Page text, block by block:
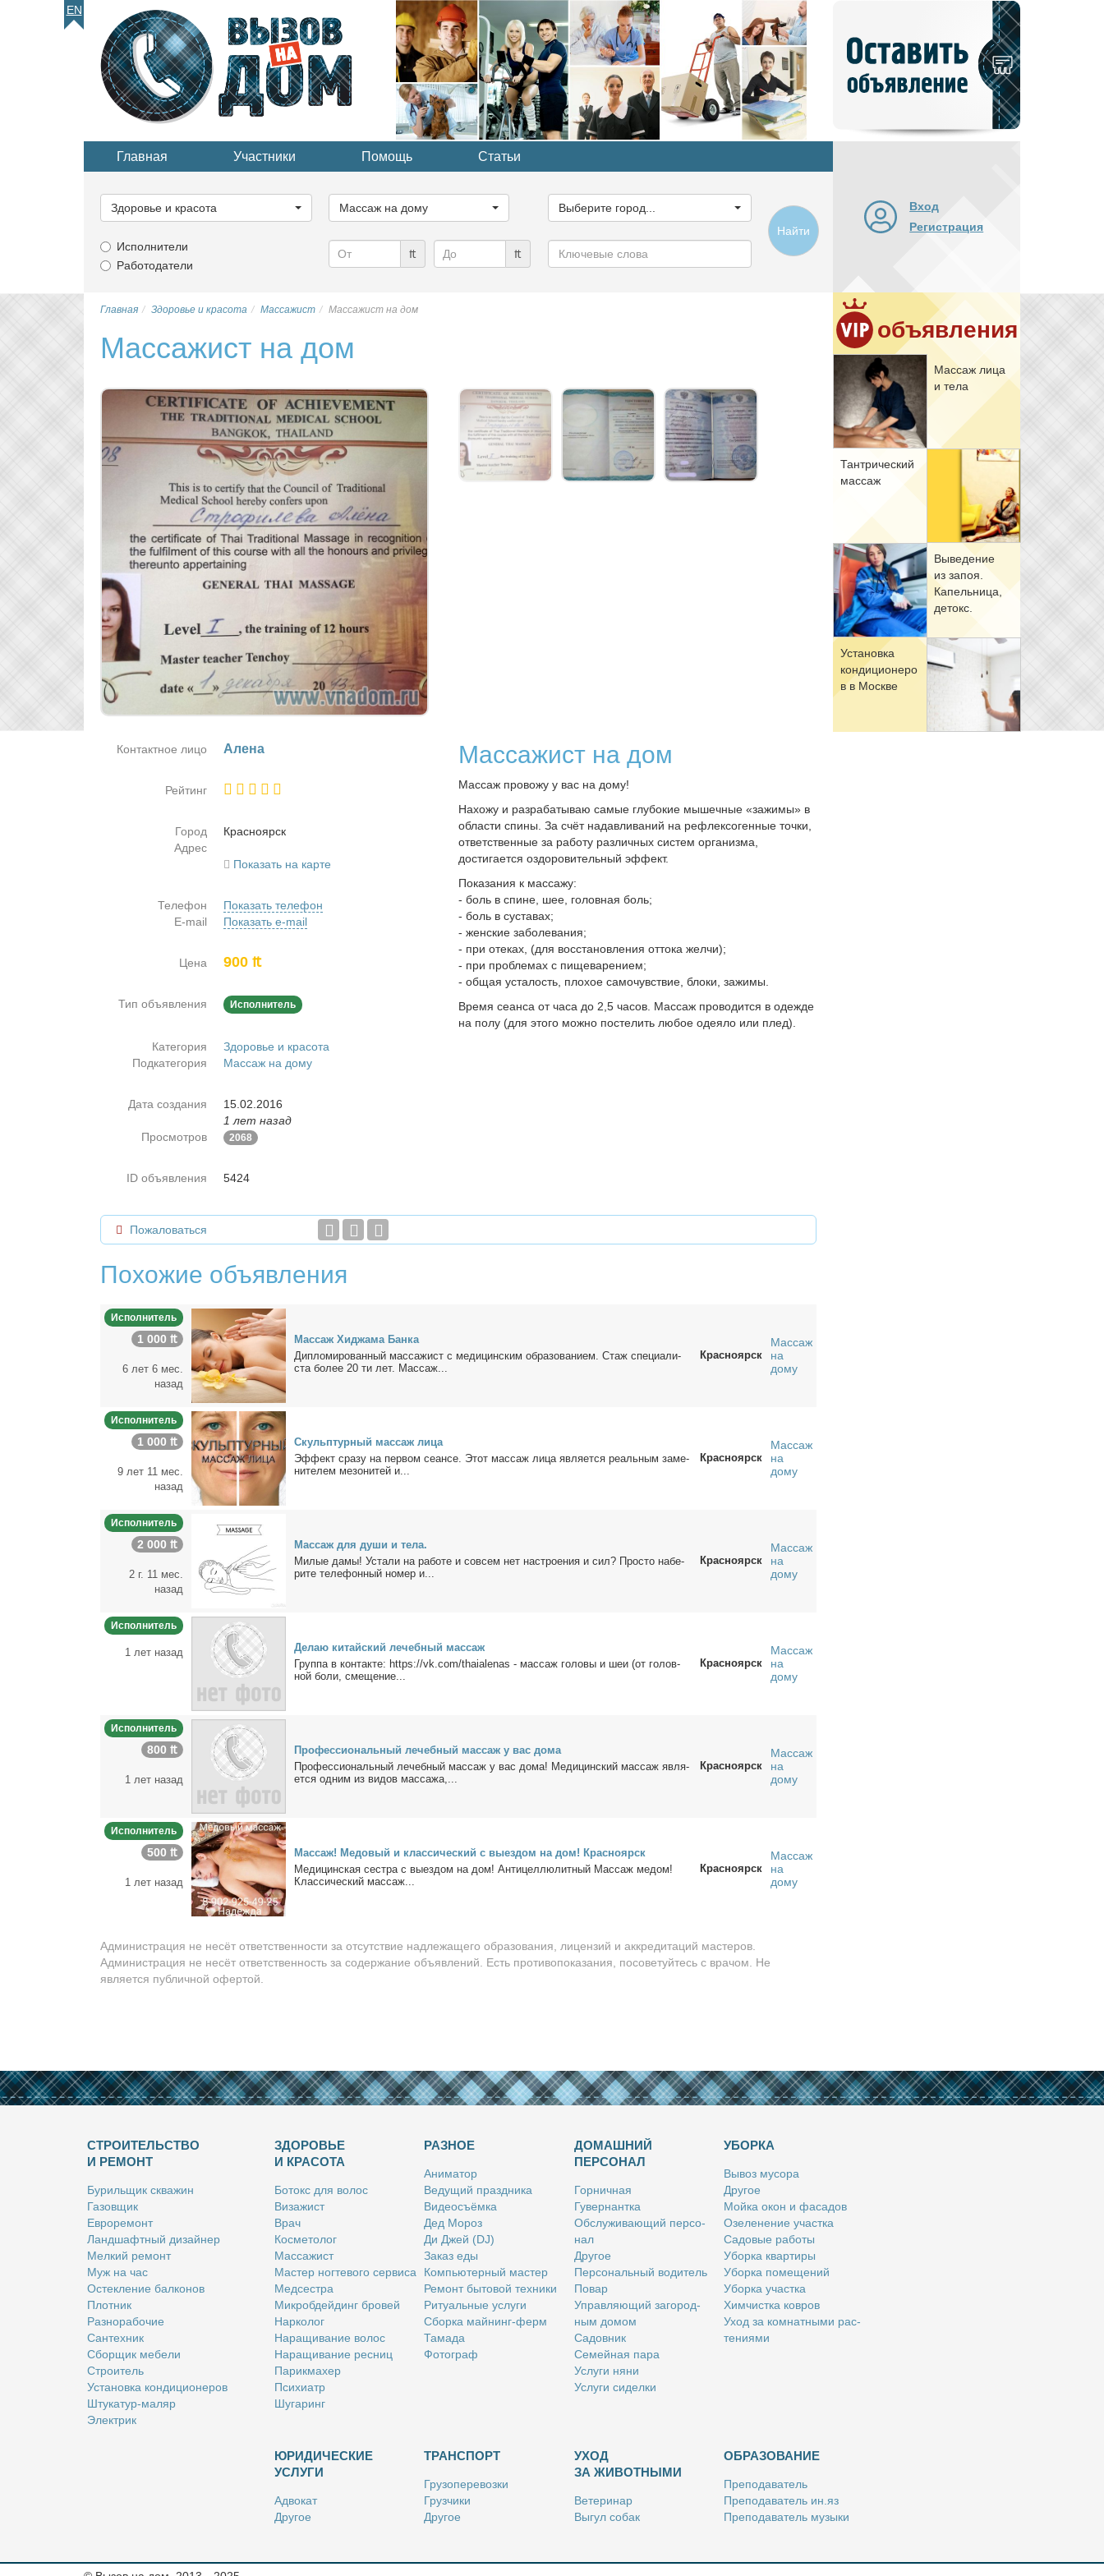
EN
объявление
Главная Участники Помощь Статьи
категорию...
Здоровье и красота
категорию...
Массаж на дому
город...
Выберите город...
Исполнители
Работодатели
₶ ₶
Ключевые
слова
Найти
Вход
Регистрация
объявления
Мас­саж ли­ца
и те­ла
Тан­три­че­ский
мас­саж
Вы­ве­де­ние
из за­поя.
Ка­пель­ни­ца,
де­токс.
Уста­нов­ка
кон­ди­ци­о­не­ро
в в Москве
Главная Здоровье и красота Массажист Массажист на дом
Массажист на дом
Массажист на дом
Массаж провожу у вас на дому!
Нахожу и разрабатываю самые глубокие мышечные «зажимы» в
области спины. За счёт надавливаний на рефлексогенные точки,
ответственные за работу различных систем организма,
достигается оздоровительный эффект.
Показания к массажу:
- боль в спине, шее, головная боль;
- боль в суставах;
- женские заболевания;
- при отеках, (для восстановления оттока желчи);
- при проблемах с пищеварением;
- общая усталость, плохое самочувствие, блоки, зажимы.
Время сеанса от часа до 2,5 часов. Массаж проводится в одежде
на полу (для этого можно постелить любое одеяло или плед).
Контактное лицо Але­на
Рейтинг
Город
Крас­но­ярск
Адрес
Показать на карте
Телефон
Показать телефон
E-mail
Показать e-mail
Цена 900 ₶
Тип объявления Исполнитель
Категория
Здоровье и красота
Подкатегория
Массаж на дому
Дата создания
15.02.2016
1 лет назад
Просмотров
2068
ID объявления 5424
Пожаловаться
Похожие объявления
Исполнитель
1 000 ₶
6 лет 6 мес.
назад
Мас­саж Хи­джа­ма Бан­ка
Ди­пло­ми­ро­ван­ный мас­са­жист с ме­ди­цин­ским об­ра­зо­ва­ни­ем. Стаж спе­ци­а­ли­
ста бо­лее 20 ти лет. Мас­саж...
Красноярск
Массаж
на
дому
Исполнитель
1 000 ₶
9 лет 11 мес.
назад
Скульп­тур­ный мас­саж ли­ца
Эф­фект сра­зу на пер­вом се­ан­се. Этот мас­саж ли­ца яв­ля­ет­ся ре­аль­ным за­ме­
ни­те­лем ме­зо­ни­тей и...
Красноярск
Массаж
на
дому
Исполнитель
2 000 ₶
2 г. 11 мес.
назад
Мас­саж для ду­ши и те­ла.
Ми­лые да­мы! Уста­ли на ра­бо­те и со­всем нет на­стро­е­ния и сил? Про­сто на­бе­
ри­те те­ле­фон­ный но­мер и...
Красноярск
Массаж
на
дому
Исполнитель
1 лет назад
Де­лаю ки­тай­ский ле­чеб­ный мас­саж
Груп­па в кон­так­те: https://vk.com/thaialenas - мас­саж го­ло­вы и шеи (от го­лов­
ной бо­ли, сме­ще­ние...
Красноярск
Массаж
на
дому
Исполнитель
800 ₶
1 лет назад
Про­фес­сио­наль­ный ле­чеб­ный мас­саж у вас до­ма
Про­фес­сио­наль­ный ле­чеб­ный мас­саж у вас до­ма! Ме­ди­цин­ский мас­саж яв­ля­
ет­ся од­ним из ви­дов мас­са­жа,...
Красноярск
Массаж
на
дому
Исполнитель
500 ₶
1 лет назад
Мас­саж! Ме­до­вый и клас­си­че­ский с вы­ез­дом на дом! Крас­но­ярск
Ме­ди­цин­ская сест­ра с вы­ез­дом на дом! Ан­ти­цел­люлит­ный Мас­саж ме­дом!
Клас­си­че­ский мас­саж...
Красноярск
Массаж
на
дому
Администрация не несёт ответственности за отсутствие надлежащего образования, лицензий и аккредитаций мастеров.
Администрация не несёт ответственность за содержание объявлений. Есть противопоказания, посоветуйтесь с врачом. Не
является публичной офертой.
СТРОИТЕЛЬСТВО
И РЕМОНТ
Бу­риль­щик сква­жин
Га­зов­щик
Ев­ро­ре­монт
Ланд­шафт­ный ди­зай­нер
Мел­кий ре­монт
Муж на час
Остек­ле­ние бал­ко­нов
Плот­ник
Раз­но­ра­бо­чие
Сан­тех­ник
Сбор­щик ме­бе­ли
Стро­и­тель
Уста­нов­ка кон­ди­ци­о­не­ров
Шту­ка­тур-ма­ляр
Элек­трик
ЗДОРОВЬЕ
И КРАСОТА
Бо­токс для во­лос
Ви­за­жист
Врач
Кос­ме­то­лог
Мас­са­жист
Ма­стер ног­те­во­го сер­ви­са
Мед­сест­ра
Мик­роб­дей­динг бро­вей
Нар­ко­лог
На­ра­щи­ва­ние во­лос
На­ра­щи­ва­ние рес­ниц
Па­рик­махер
Пси­хи­атр
Шу­га­ринг
РАЗНОЕ
Ани­ма­тор
Ве­ду­щий празд­ни­ка
Ви­део­съём­ка
Дед Мо­роз
Ди Джей (DJ)
За­каз еды
Ком­пью­тер­ный ма­стер
Ре­монт бы­то­вой тех­ни­ки
Ри­ту­аль­ные услу­ги
Сбор­ка май­нинг-ферм
Та­ма­да
Фо­то­граф
ДОМАШНИЙ
ПЕРСОНАЛ
Гор­нич­ная
Гу­вер­нант­ка
Об­слу­жи­ва­ю­щий пер­со­
нал
Дру­гое
Пер­со­наль­ный во­ди­тель
По­вар
Управ­ля­ю­щий за­го­род­
ным до­мом
Са­дов­ник
Се­мей­ная па­ра
Услу­ги ня­ни
Услу­ги си­дел­ки
УБОРКА
Вы­воз му­со­ра
Дру­гое
Мой­ка окон и фа­са­дов
Озе­ле­не­ние участ­ка
Са­до­вые ра­бо­ты
Убор­ка квар­ти­ры
Убор­ка по­ме­ще­ний
Убор­ка участ­ка
Хим­чист­ка ков­ров
Уход за ком­нат­ны­ми рас­
те­ни­я­ми
ЮРИДИЧЕСКИЕ
УСЛУГИ
Адво­кат
Дру­гое
Ри­эл­тор
ТРАНСПОРТ
Гру­зо­пе­ре­воз­ки
Груз­чи­ки
Дру­гое
Так­си
УХОД
ЗА ЖИВОТНЫМИ
Ве­те­ри­нар
Вы­гул со­бак
Стриж­ка жи­вот­ных
ОБРАЗОВАНИЕ
Пре­по­да­ва­тель
Пре­по­да­ва­тель ин.яз
Пре­по­да­ва­тель му­зы­ки